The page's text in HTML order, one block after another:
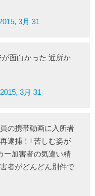
3月 31
面白かった 近所か
2015, 3月 31
の携帯動画に入所者
逮捕！｢苦しむ姿が
ー加害者の気違い精
者がどんどん別件で